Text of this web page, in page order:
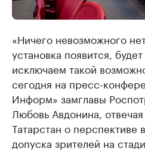
«Ничего невозможного
установка появится,
исключаем такой
сегодня на пресс-
Информ» замглавы
Любовь Авдонина,
Татарстан о перспективе
допуска зрителей на